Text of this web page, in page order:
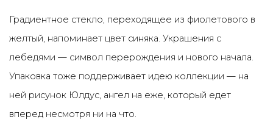
Градиентное стекло, переходящее из фиолетового в
желтый, напоминает цвет синяка. Украшения с
лебедями — символ перерождения и нового начала.
Упаковка тоже поддерживает идею коллекции — на
ней рисунок Юлдус, ангел на еже, который едет
вперед несмотря ни на что.